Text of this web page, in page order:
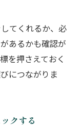
てくれるか、必
あるかも確認が
を押さえておく
につながりま
クする